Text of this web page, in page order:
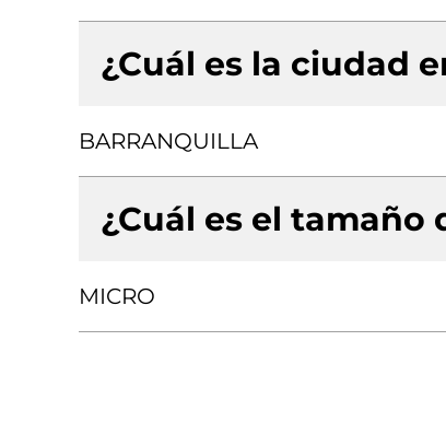
¿Cuál es la ciudad
BARRANQUILLA
¿Cuál es el tamaño
MICRO